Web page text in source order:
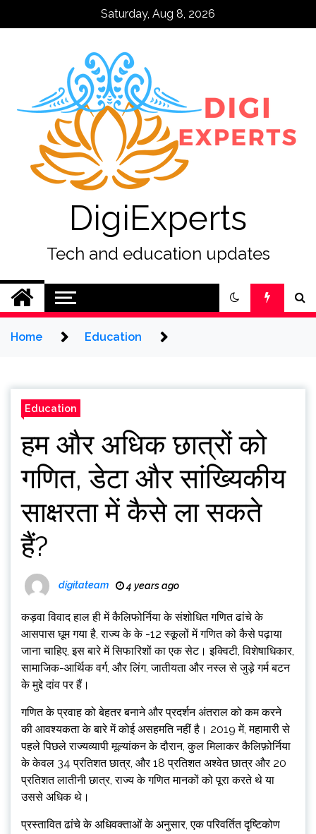
Saturday, Aug 8, 2026
DigiExperts
Tech and education updates
Home Education
Education
हम और अधिक छात्रों को
गणित, डेटा और सांख्यिकीय
साक्षरता में कैसे ला सकते
हैं?
digitateam 4 years ago
कड़वा विवाद हाल ही में कैलिफोर्निया के संशोधित गणित ढांचे के
आसपास घूम गया है, राज्य के के -12 स्कूलों में गणित को कैसे पढ़ाया
जाना चाहिए, इस बारे में सिफारिशों का एक सेट। इक्विटी, विशेषाधिकार,
सामाजिक-आर्थिक वर्ग, और लिंग, जातीयता और नस्ल से जुड़े गर्म बटन
के मुद्दे दांव पर हैं।
गणित के प्रवाह को बेहतर बनाने और प्रदर्शन अंतराल को कम करने
की आवश्यकता के बारे में कोई असहमति नहीं है। 2019 में, महामारी से
पहले पिछले राज्यव्यापी मूल्यांकन के दौरान, कुल मिलाकर कैलिफ़ोर्निया
के केवल 34 प्रतिशत छात्र, और 18 प्रतिशत अश्वेत छात्र और 20
प्रतिशत लातीनी छात्र, राज्य के गणित मानकों को पूरा करते थे या
उससे अधिक थे।
प्रस्तावित ढांचे के अधिवक्ताओं के अनुसार, एक परिवर्तित दृष्टिकोण